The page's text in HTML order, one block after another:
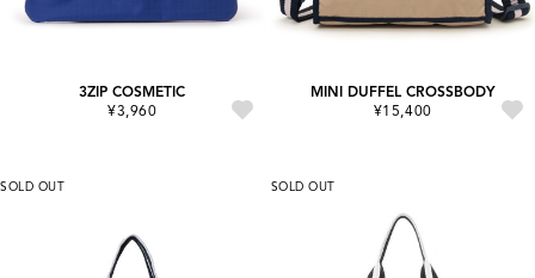
3ZIP COSMETIC
¥3,960
MINI DUFFEL CROSSBODY
¥15,400
SOLD OUT SOLD OUT